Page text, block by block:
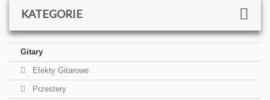
KATEGORIE
Gitary
Efekty Gitarowe
Przestery